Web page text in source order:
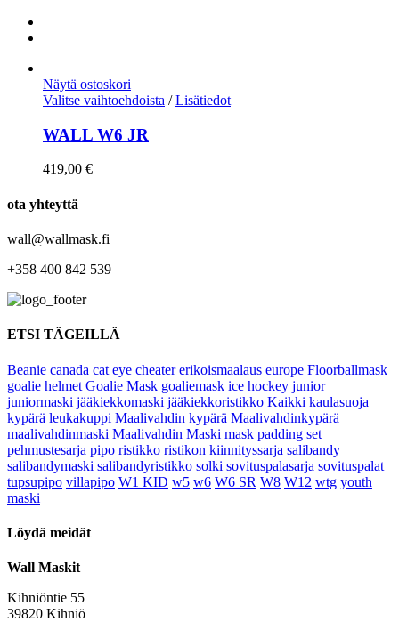
Näytä ostoskori
Valitse vaihtoehdoista / Lisätiedot
WALL W6 JR
419,00 €
ota yhteyttä
wall@wallmask.fi
+358 400 842 539
ETSI TÄGEILLÄ
Beanie canada cat eye cheater erikoismaalaus europe Floorballmask
goalie helmet Goalie Mask goaliemask ice hockey junior
juniormaski jääkiekkomaski jääkiekkoristikko Kaikki kaulasuoja
kypärä leukakuppi Maalivahdin kypärä Maalivahdinkypärä
maalivahdinmaski Maalivahdin Maski mask padding set
pehmustesarja pipo ristikko ristikon kiinnityssarja salibandy
salibandymaski salibandyristikko solki sovituspalasarja sovituspalat
tupsupipo villapipo W1 KID w5 w6 W6 SR W8 W12 wtg youth
maski
Löydä meidät
Wall Maskit
Kihniöntie 55
39820 Kihniö